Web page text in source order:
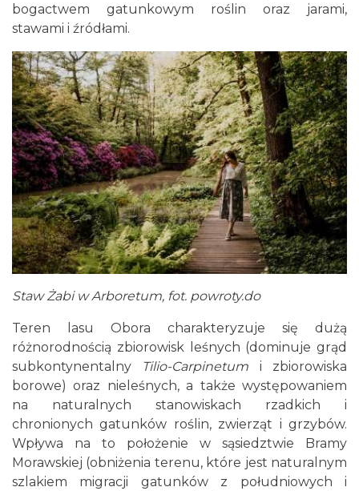
bogactwem gatunkowym roślin oraz jarami,
stawami i źródłami.
Staw Żabi w Arboretum, fot. powroty.do
Teren lasu Obora charakteryzuje się dużą
różnorodnością zbiorowisk leśnych (dominuje grąd
subkontynentalny Tilio-Carpinetum i zbiorowiska
borowe) oraz nieleśnych, a także występowaniem
na naturalnych stanowiskach rzadkich i
chronionych gatunków roślin, zwierząt i grzybów.
Wpływa na to położenie w sąsiedztwie Bramy
Morawskiej (obniżenia terenu, które jest naturalnym
szlakiem migracji gatunków z południowych i